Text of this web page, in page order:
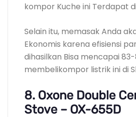
kompor Kuche ini Terdapat
Selain itu, memasak Anda
Ekonomis karena efisiensi
dihasilkan Bisa mencapai 83-
membelikompor listrik ini di
8. Oxone Double
Stove – OX-655D